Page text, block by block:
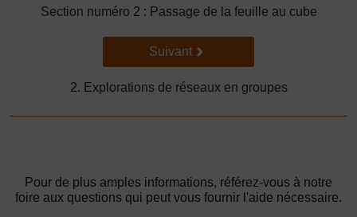
Section numéro 2 : Passage de la feuille au cube
Suivant
Suivant
2. Explorations de réseaux en groupes
Pour de plus amples informations, référez-vous à notre
foire aux questions qui peut vous fournir l'aide nécessaire.